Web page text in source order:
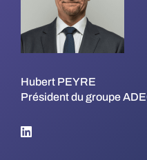
Hubert PEYRE
Président du groupe